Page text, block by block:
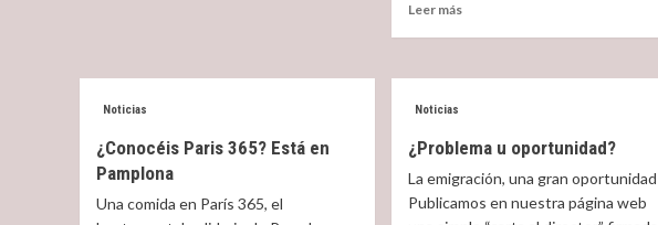
valen
Leer más
de
la
Noticias
¿Conocéis Paris 365? Está en
Pamplona
Una comida en París 365, el
Noticias
¿Problema u oportunidad?
La emigración, una gran oportunidad
Publicamos en nuestra página web